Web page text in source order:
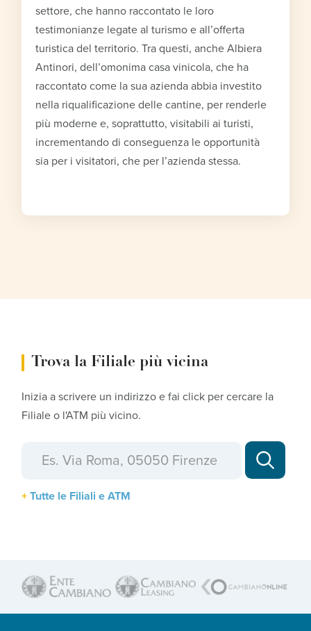
settore, che hanno raccontato le loro
testimonianze legate al turismo e all’offerta
turistica del territorio. Tra questi, anche Albiera
Antinori, dell’omonima casa vinicola, che ha
raccontato come la sua azienda abbia investito
nella riqualificazione delle cantine, per renderle
più moderne e, soprattutto, visitabili ai turisti,
incrementando di conseguenza le opportunità
sia per i visitatori, che per l’azienda stessa.
Trova la Filiale più vicina
Inizia a scrivere un indirizzo e fai click per cercare la
Filiale o l'ATM più vicino.
Tutte le Filiali e ATM